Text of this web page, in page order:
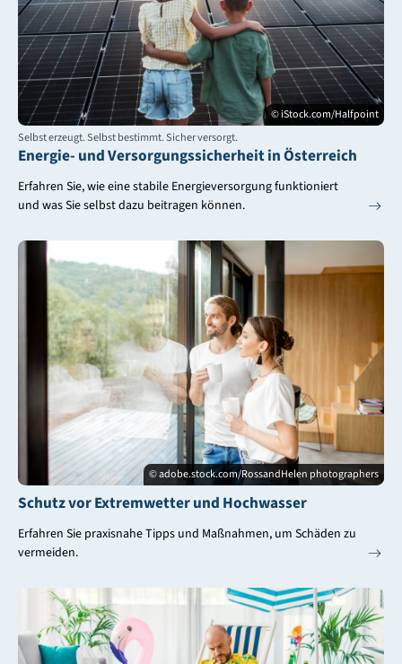
© iStock.com/Halfpoint
Selbst erzeugt. Selbst bestimmt. Sicher versorgt.
Energie- und Versorgungssicherheit in Österreich
Erfahren Sie, wie eine stabile Energieversorgung funktioniert
und was Sie selbst dazu beitragen können.
© adobe.stock.com/RossandHelen photographers
Schutz vor Extremwetter und Hochwasser
Erfahren Sie praxisnahe Tipps und Maßnahmen, um Schäden zu
vermeiden.